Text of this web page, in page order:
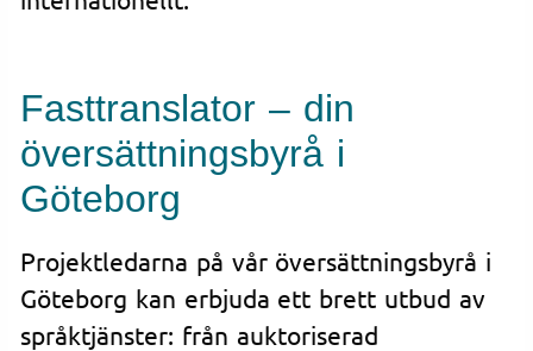
Fasttranslator – din
översättningsbyrå i
Göteborg
Projektledarna på vår översättningsbyrå i
Göteborg kan erbjuda ett brett utbud av
språktjänster: från auktoriserad